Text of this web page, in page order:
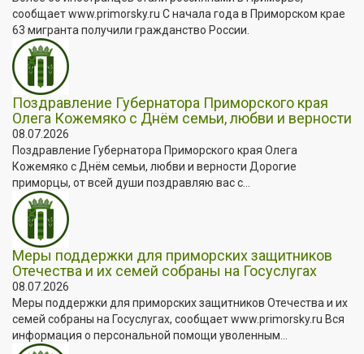
сообщает www.primorsky.ru С начала года в Приморском крае
63 мигранта получили гражданство России.
Поздравление Губернатора Приморского края
Олега Кожемяко с Днём семьи, любви и верности
08.07.2026
Поздравление Губернатора Приморского края Олега
Кожемяко с Днём семьи, любви и верности Дорогие
приморцы, от всей души поздравляю вас с...
Меры поддержки для приморских защитников
Отечества и их семей собраны на Госуслугах
08.07.2026
Меры поддержки для приморских защитников Отечества и их
семей собраны на Госуслугах, сообщает www.primorsky.ru Вся
информация о персональной помощи уволенным...